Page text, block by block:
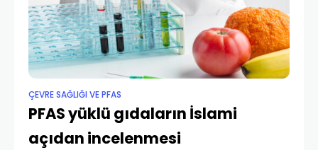
ÇEVRE SAĞLIĞI VE PFAS
PFAS yüklü gıdaların İslami
açıdan incelenmesi